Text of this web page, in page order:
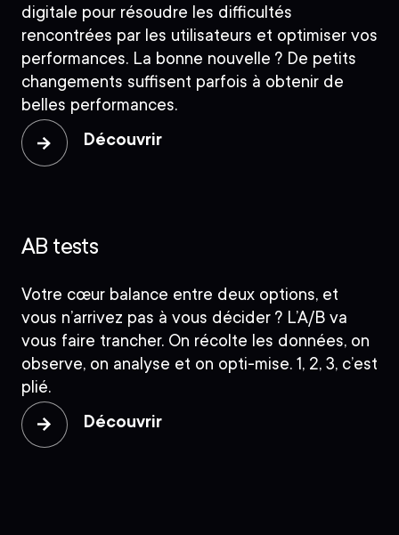
digitale pour résoudre les difficultés
rencontrées par les utilisateurs et optimiser vos
performances. La bonne nouvelle ? De petits
changements suffisent parfois à obtenir de
belles performances.
Découvrir
AB tests
Votre cœur balance entre deux options, et
vous n’arrivez pas à vous décider ? L’A/B va
vous faire trancher. On récolte les données, on
observe, on analyse et on opti-mise. 1, 2, 3, c’est
plié.
Découvrir